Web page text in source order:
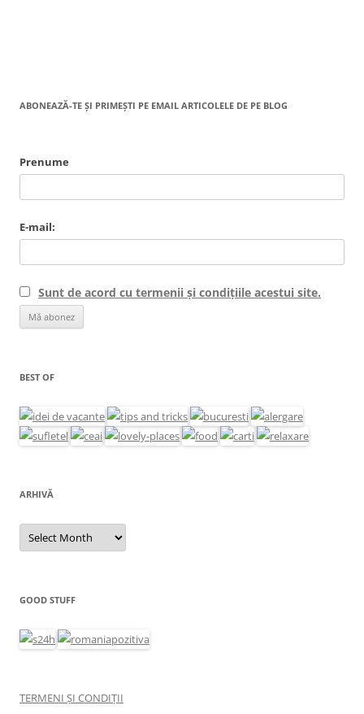
ABONEAZĂ-TE ȘI PRIMEȘTI PE EMAIL ARTICOLELE DE PE BLOG
Prenume
E-mail:
Sunt de acord cu termenii și condițiile acestui site.
BEST OF
ARHIVĂ
Arhivă
GOOD STUFF
TERMENI ȘI CONDIȚII